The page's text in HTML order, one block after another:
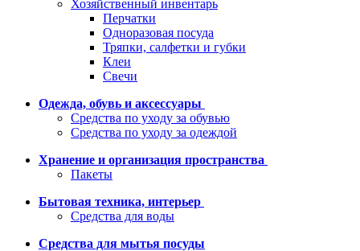
Хозяйственный инвентарь
Перчатки
Одноразовая посуда
Тряпки, салфетки и губки
Клеи
Свечи
Одежда, обувь и аксессуары
Средства по уходу за обувью
Средства по уходу за одеждой
Хранение и организация пространства
Пакеты
Бытовая техника, интерьер
Средства для воды
Средства для мытья посуды